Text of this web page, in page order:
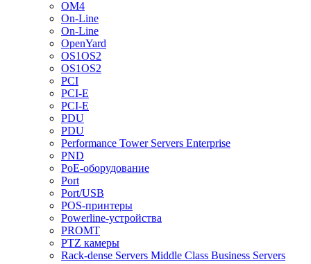
OM4
On-Line
On-Line
OpenYard
OS1OS2
OS1OS2
PCI
PCI-E
PCI-E
PDU
PDU
Performance Tower Servers Enterprise
PND
PoE-оборудование
Port
Port/USB
POS-принтеры
Powerline-устройства
PROMT
PTZ камеры
Rack-dense Servers Middle Class Business Servers